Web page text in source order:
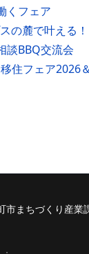
くフェア
スの麓で叶える
談BBQ交流会
住フェア2026
まちづくり産業